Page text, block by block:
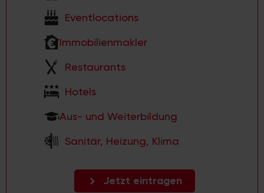
Eventlocations
Immobilienmakler
Restaurants
Hotels
Aus- und Weiterbildung
Sanitär, Heizung, Klima
Jetzt eintragen